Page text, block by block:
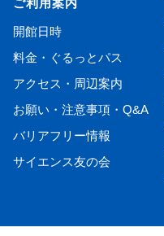
ご利用案内
開館日時
料金・ぐるっとパス
アクセス・周辺案内
お願い・注意事項・Q&A
バリアフリー情報
サイエンス友の会